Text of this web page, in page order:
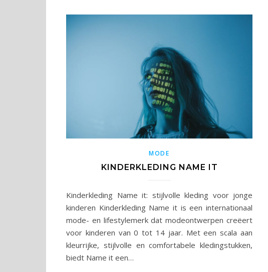
MODE
KINDERKLEDING NAME IT
Kinderkleding Name it: stijlvolle kleding voor jonge
kinderen Kinderkleding Name it is een internationaal
mode- en lifestylemerk dat modeontwerpen creëert
voor kinderen van 0 tot 14 jaar. Met een scala aan
kleurrijke, stijlvolle en comfortabele kledingstukken,
biedt Name it een…